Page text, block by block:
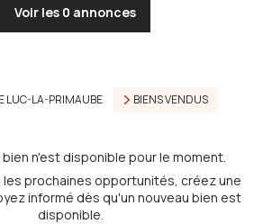
Voir les 0 annonces
LUC-LA-PRIMAUBE BIENS VENDUS
n'est disponible pour le moment.
les prochaines opportunités, créez une
informé dès qu'un nouveau bien est
disponible.